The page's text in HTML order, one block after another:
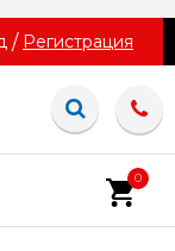
/ Регистрация
0